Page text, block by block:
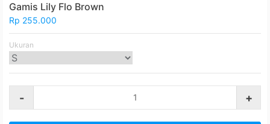
Gamis Lily Flo Brown
Rp 255.000
Ukuran
- +